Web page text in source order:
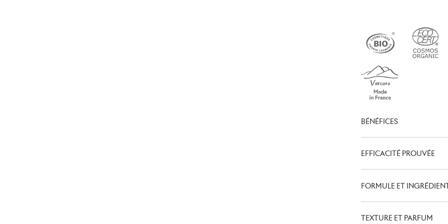
BÉNÉFICES
EFFICACITÉ PROUVÉE
FORMULE ET
TEXTURE ET PARFUM